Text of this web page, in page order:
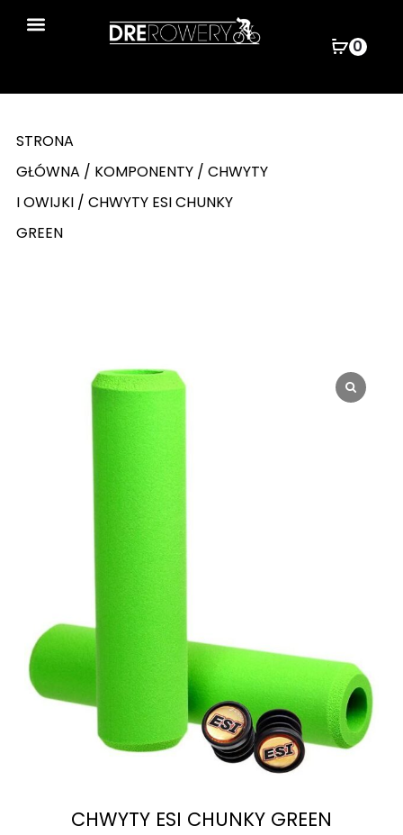
0
STRONA
GŁÓWNA / KOMPONENTY/ CHWYTY
I OWIJKI/ CHWYTY ESI CHUNKY
GREEN
CHWYTY ESI CHUNKY GREEN